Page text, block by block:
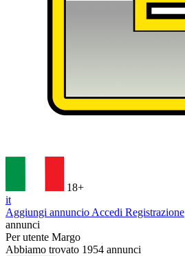
18+
it
Aggiungi annuncio Accedi Registrazione
annunci
Per utente Margo
Abbiamo trovato 1954 annunci